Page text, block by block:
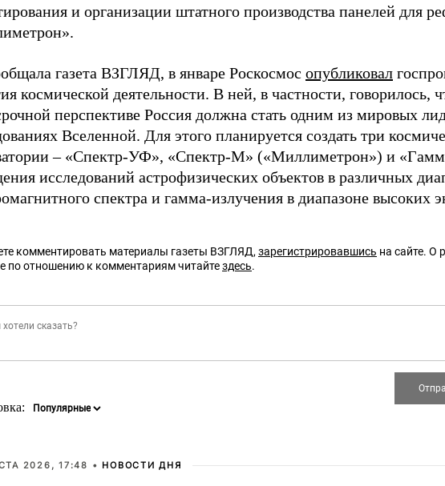
и организации штатного производства панелей для
газета ВЗГЛЯД, в январе Роскосмос опубликовал
космической деятельности. В ней, в частности, говорилось,
перспективе Россия должна стать одним из мировых
Вселенной. Для этого планируется создать три
– «Спектр-УФ», «Спектр-М» («Миллиметрон») и
исследований астрофизических объектов в различных
спектра и гамма-излучения в диапазоне высоких
комментировать материалы газеты ВЗГЛЯД, зарегистрировавшись на сайте. О
по отношению к комментариям читайтездесь.
2026, 17:48 • НОВОСТИ ДНЯ